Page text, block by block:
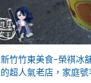
新竹竹東美食-榮祺冰
的超人氣老店，家庭